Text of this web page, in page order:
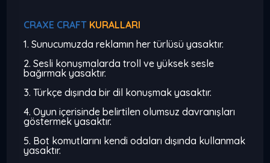
CRAXE CRAFT KURALLARI
1. Sunucumuzda reklamın her türlüsü yasaktır.
2. Sesli konuşmalarda troll ve yüksek sesle
bağırmak yasaktır.
3. Türkçe dışında bir dil konuşmak yasaktır.
4. Oyun içerisinde belirtilen olumsuz davranışları
göstermek yasaktır.
5. Bot komutlarını kendi odaları dışında kullanmak
yasaktır.